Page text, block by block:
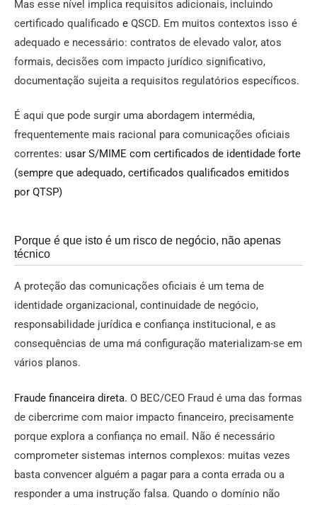
Mas esse nível implica requisitos adicionais, incluindo
certificado qualificado e QSCD. Em muitos contextos isso é
adequado e necessário: contratos de elevado valor, atos
formais, decisões com impacto jurídico significativo,
documentação sujeita a requisitos regulatórios específicos.
É aqui que pode surgir uma abordagem intermédia,
frequentemente mais racional para comunicações oficiais
correntes: usar S/MIME com certificados de identidade forte
(sempre que adequado, certificados qualificados emitidos
por QTSP)
Porque é que isto é um risco de negócio, não apenas
técnico
A proteção das comunicações oficiais é um tema de
identidade organizacional, continuidade de negócio,
responsabilidade jurídica e confiança institucional, e as
consequências de uma má configuração materializam-se em
vários planos.
Fraude financeira direta. O BEC/CEO Fraud é uma das formas
de cibercrime com maior impacto financeiro, precisamente
porque explora a confiança no email. Não é necessário
comprometer sistemas internos complexos: muitas vezes
basta convencer alguém a pagar para a conta errada ou a
responder a uma instrução falsa. Quando o domínio não